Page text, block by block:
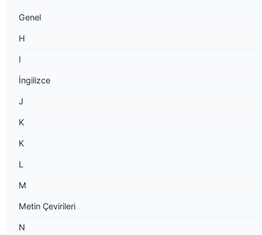
Genel
H
I
İngilizce
J
K
K
L
M
Metin Çevirileri
N